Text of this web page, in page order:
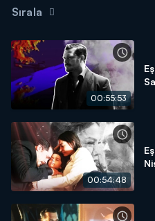
Sırala
00:55:53
00:54:48